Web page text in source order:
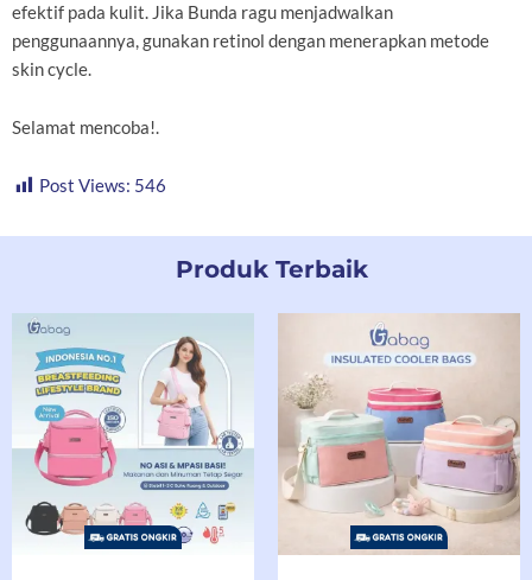
efektif pada kulit. Jika Bunda ragu menjadwalkan
penggunaannya, gunakan retinol dengan menerapkan metode
skin cycle.
Selamat mencoba!.
Post Views: 546
Produk Terbaik